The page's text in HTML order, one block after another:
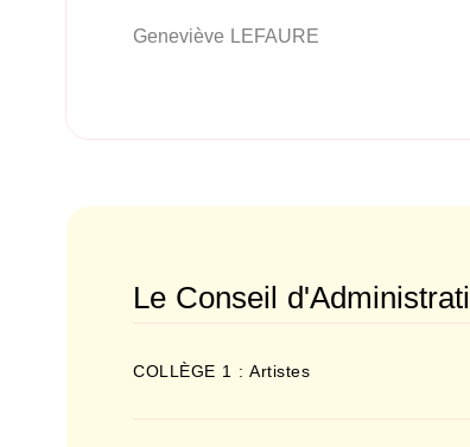
Geneviève LEFAURE
Le Conseil
COLLÈGE 1 : Artistes